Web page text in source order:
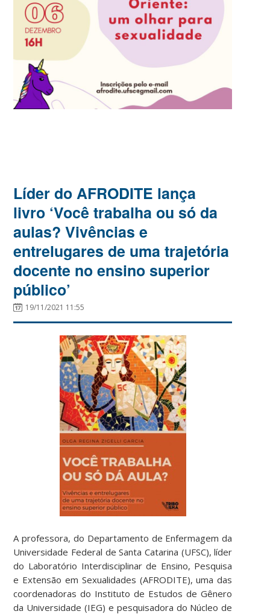
Líder do AFRODITE lança
livro ‘Você trabalha ou só da
aulas? Vivências e
entrelugares de uma trajetória
docente no ensino superior
público’
19/11/2021 11:55
A professora, do Departamento de Enfermagem da
Universidade Federal de Santa Catarina (UFSC), líder
do Laboratório Interdisciplinar de Ensino, Pesquisa
e Extensão em Sexualidades (AFRODITE), uma das
coordenadoras do Instituto de Estudos de Gênero
da Universidade (IEG) e pesquisadora do Núcleo de